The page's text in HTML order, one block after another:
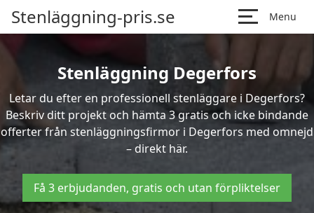
Stenläggning-pris.se Menu
Stenläggning Degerfors
Letar du efter en professionell stenläggare i Degerfors?
Beskriv ditt projekt och hämta 3 gratis och icke bindande
offerter från stenläggningsfirmor i Degerfors med omnejd
– direkt här.
Få 3 erbjudanden, gratis och utan förpliktelser